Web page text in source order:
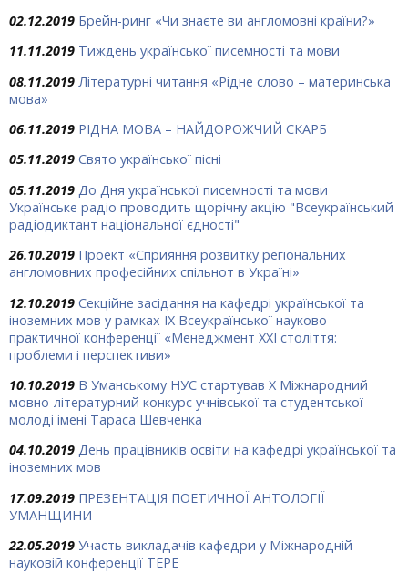
02.12.2019 Брейн-ринг «Чи знаєте ви англомовні країни?»
11.11.2019 Тиждень української писемності та мови
08.11.2019 Літературні читання «Рідне слово – материнська
мова»
06.11.2019 РІДНА МОВА – НАЙДОРОЖЧИЙ СКАРБ
05.11.2019 Свято української пісні
05.11.2019 До Дня української писемності та мови
Українське радіо проводить щорічну акцію "Всеукраїнський
радіодиктант національної єдності"
26.10.2019 Проект «Сприяння розвитку регіональних
англомовних професійних спільнот в Україні»
12.10.2019 Секційне засідання на кафедрі української та
іноземних мов у рамках ІХ Всеукраїнської науково-
практичної конференції «Менеджмент ХХІ століття:
проблеми і перспективи»
10.10.2019 В Уманському НУС стартував Х Міжнародний
мовно-літературний конкурс учнівської та студентської
молоді імені Тараса Шевченка
04.10.2019 День працівників освіти на кафедрі української та
іноземних мов
17.09.2019 ПРЕЗЕНТАЦІЯ ПОЕТИЧНОЇ АНТОЛОГІЇ
УМАНЩИНИ
22.05.2019 Участь викладачів кафедри у Міжнародній
науковій конференції ТЕРЕ